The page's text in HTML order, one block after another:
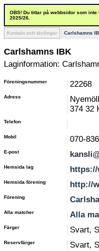
OBS! Du tittar på webbsidor som
2025/26.
Kontakt och tävlingar Carlshamns
Carlshamns IBK
Laginformation:
Föreningsnummer 22268
Adress
374 32
Telefon
Mobil 070-
E-post
Hemsida lag https://
Hemsida förening http://
Förening
Alla matcher Alla
Färger Svart,
Reservfärger
Svart,